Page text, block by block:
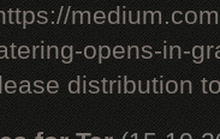
opens-in-
distribution